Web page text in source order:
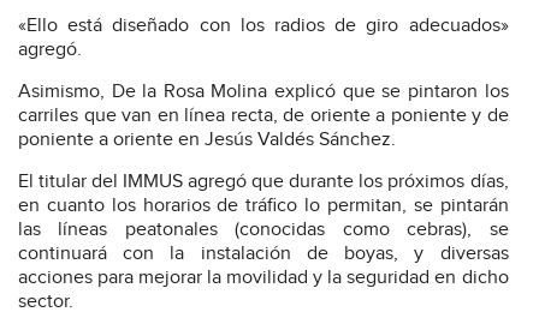
«Ello está diseñado con los radios de giro adecuados»
agregó.
Asimismo, De la Rosa Molina explicó que se pintaron los
carriles que van en línea recta, de oriente a poniente y de
poniente a oriente en Jesús Valdés Sánchez.
El titular del IMMUS agregó que durante los próximos días,
en cuanto los horarios de tráfico lo permitan, se pintarán
las líneas peatonales (conocidas como cebras), se
continuará con la instalación de boyas, y diversas
acciones para mejorar la movilidad y la seguridad en dicho
sector.